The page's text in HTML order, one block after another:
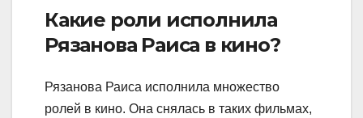
Какие роли исполнила
Рязанова Раиса в кино?
Рязанова Раиса исполнила множество
ролей в кино. Она снялась в таких фильмах,